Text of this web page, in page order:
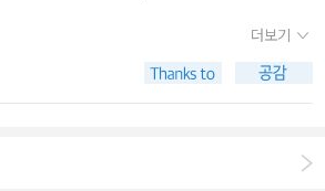
이런 김칫국이 없구나. 당시 영국의 사회는
이었어. 빙리는 마을 사람들과 친지들을 초
빙리는 이 무도회에 누이들과 친구 다아시
서 많은 부인들에게 관심을 받게 되었어. 하
서 그분과네 번 춤을 추었고, 그 사람 집에서
, 그후로 네 번인가 같이 식사를 했지. 그 정
악할 수는 없는 거잖아.” (106)사실 제겐 배
행동이나 부족한 점을 빨리 잊지 못합니
더보기